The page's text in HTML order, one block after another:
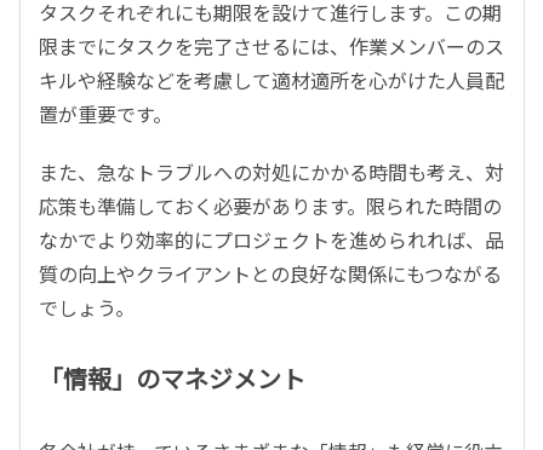
タスクそれぞれにも期限を設けて進行します。この期
限までにタスクを完了させるには、作業メンバーのス
キルや経験などを考慮して適材適所を心がけた人員配
置が重要です。
また、急なトラブルへの対処にかかる時間も考え、対
応策も準備しておく必要があります。限られた時間の
なかでより効率的にプロジェクトを進められれば、品
質の向上やクライアントとの良好な関係にもつながる
でしょう。
「情報」のマネジメント